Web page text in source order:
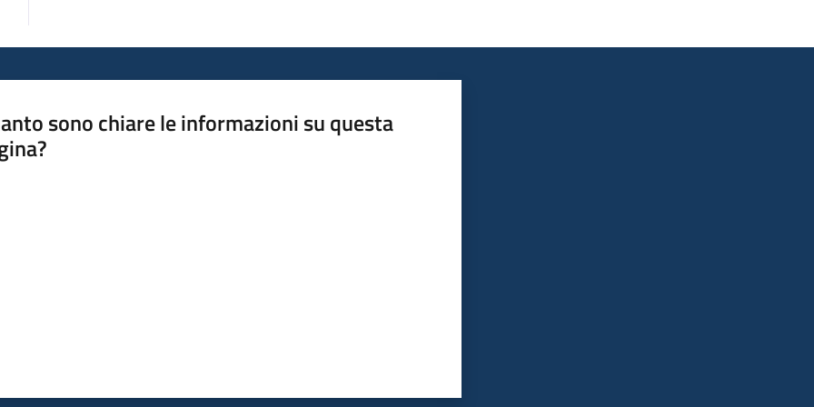
sono chiare le informazioni su questa